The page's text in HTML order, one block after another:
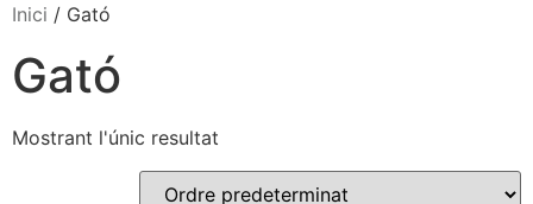
Inici / Gató
Gató
Mostrant l'únic resultat